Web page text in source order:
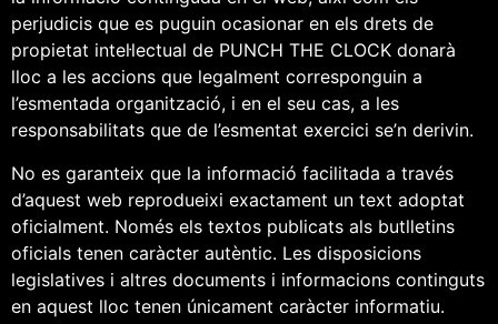
perjudicis que es puguin ocasionar en els drets de
propietat intel·lectual de PUNCH THE CLOCK donarà
lloc a les accions que legalment corresponguin a
l’esmentada organització, i en el seu cas, a les
responsabilitats que de l’esmentat exercici se’n derivin.
No es garanteix que la informació facilitada a través
d’aquest web reprodueixi exactament un text adoptat
oficialment. Només els textos publicats als butlletins
oficials tenen caràcter autèntic. Les disposicions
legislatives i altres documents i informacions continguts
en aquest lloc tenen únicament caràcter informatiu.